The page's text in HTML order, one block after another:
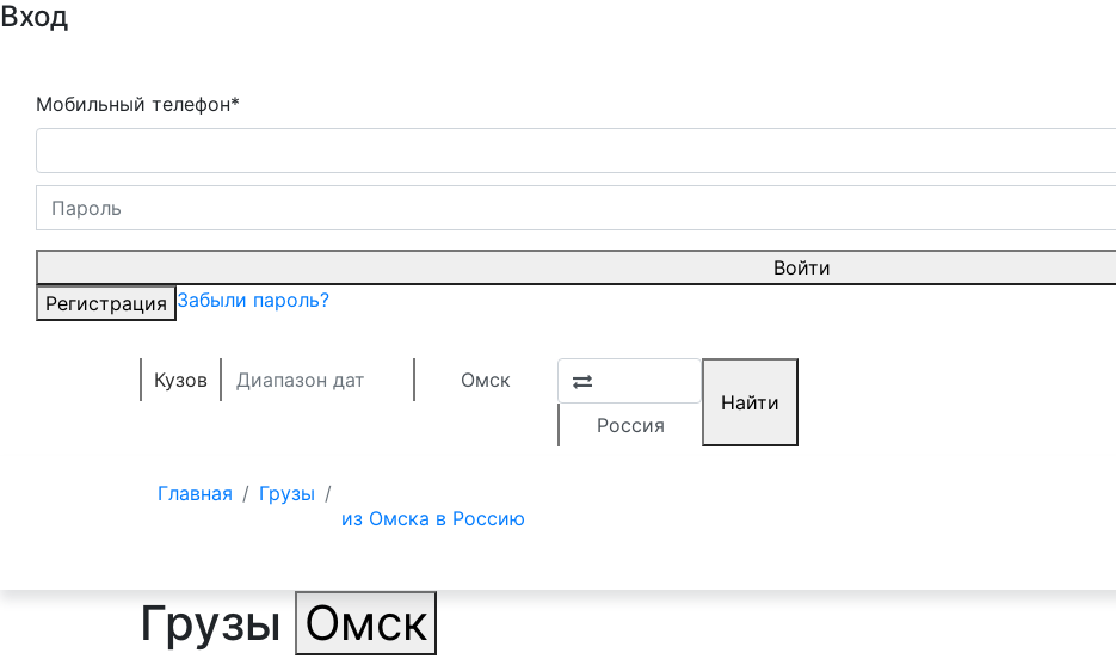
Вход
Мобильный телефон*
Войти
Регистрация Забыли пароль?
Кузов
Омск
Россия
Найти
Главная
Грузы
из Омска в Россию
Грузы Омск